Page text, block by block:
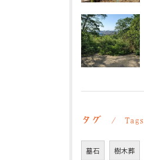
タグ Tags
墓石 樹木葬